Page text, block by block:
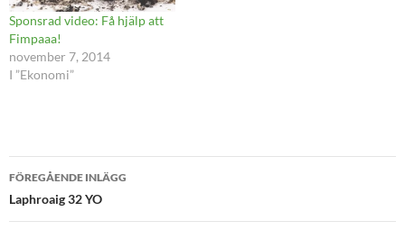
Sponsrad video: Få hjälp att
Fimpaaa!
november 7, 2014
I ”Ekonomi”
Inläggsnavigering
FÖREGÅENDE INLÄGG
Laphroaig 32 YO